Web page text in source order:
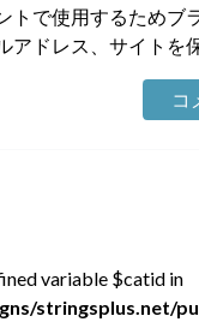
トで使用するためブ
アドレス、サイトを
variable $catid in
stringsplus.net/